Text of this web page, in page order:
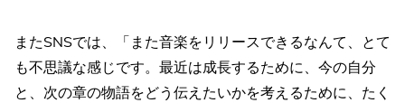
またSNSでは、「また音楽をリリースできるなんて、とて
も不思議な感じです。最近は成長するために、今の自分
と、次の章の物語をどう伝えたいかを考えるために、たく